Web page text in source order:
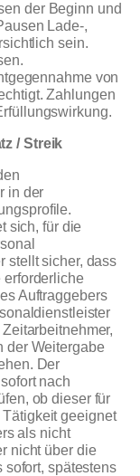
der Beginn und
Lade-,
sein.
von
Zahlungen
/ Streik
in der
sich, für die
stellt sicher, dass
erforderliche
Auftraggebers
der Weitergabe
Der
nach
ob dieser für
geeignet
als nicht
nicht über die
spätestens